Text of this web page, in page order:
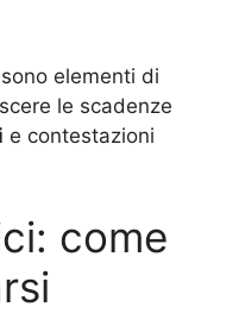
elementi di
le scadenze
e contestazioni
come